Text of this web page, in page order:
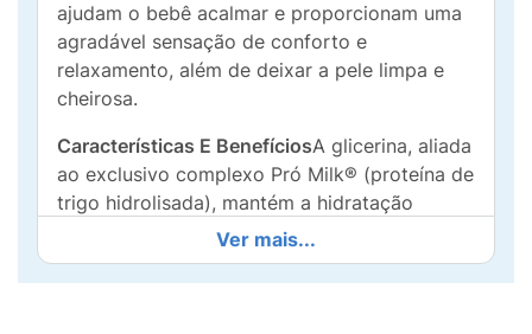
ajudam o bebê acalmar e proporcionam uma
agradável sensação de conforto e
relaxamento, além de deixar a pele limpa e
cheirosa.
Características E BenefíciosA glicerina, aliada
ao exclusivo complexo Pró Milk® (proteína de
trigo hidrolisada), mantém a hidratação
natural da pele. Oftalmo e
dermatologicamente testado.
Ver mais...